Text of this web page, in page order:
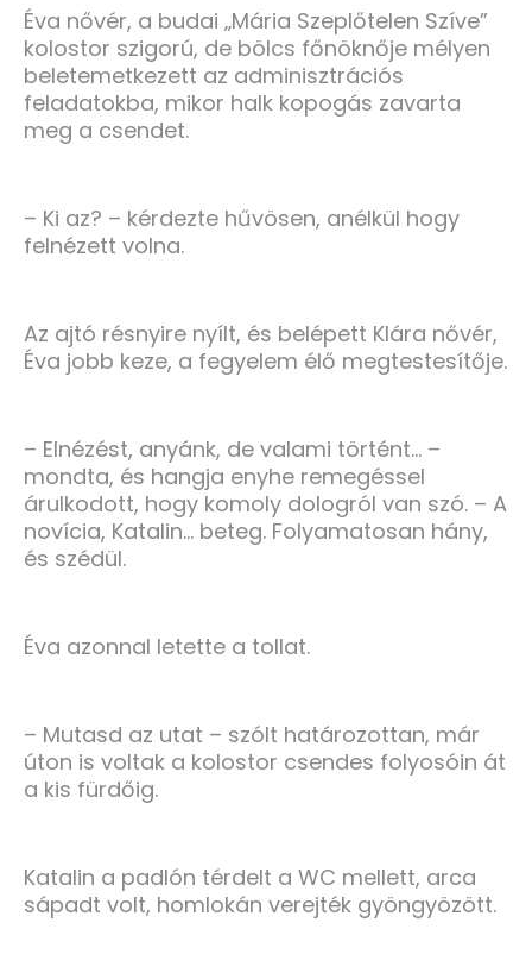
Éva nővér, a budai „Mária Szeplőtelen Szíve”
kolostor szigorú, de bölcs főnöknője mélyen
beletemetkezett az adminisztrációs
feladatokba, mikor halk kopogás zavarta
meg a csendet.
– Ki az? – kérdezte hűvösen, anélkül hogy
felnézett volna.
Az ajtó résnyire nyílt, és belépett Klára nővér,
Éva jobb keze, a fegyelem élő megtestesítője.
– Elnézést, anyánk, de valami történt… –
mondta, és hangja enyhe remegéssel
árulkodott, hogy komoly dologról van szó. – A
novícia, Katalin… beteg. Folyamatosan hány,
és szédül.
Éva azonnal letette a tollat.
– Mutasd az utat – szólt határozottan, már
úton is voltak a kolostor csendes folyosóin át
a kis fürdőig.
Katalin a padlón térdelt a WC mellett, arca
sápadt volt, homlokán verejték gyöngyözött.